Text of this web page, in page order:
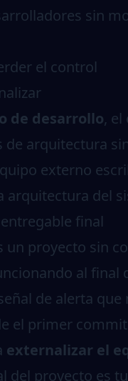
sin
el control
de desarrollo,
arquitectura
externo
del
final
proyecto sin
al final
de alerta que
el primer commit
externalizar el
proyecto es